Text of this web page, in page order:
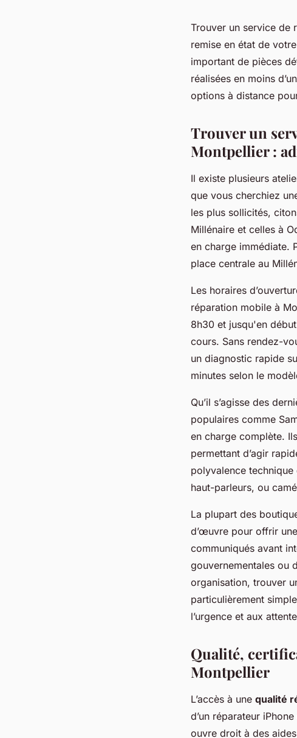
Trouver un service de
remise en état de
important de pièces
réalisées en moins
options à distance
Trouver un
Montpellier :
Il existe plusieurs
que vous cherchiez
les plus sollicités,
Millénaire et celles à
en charge immédiate.
place centrale au
Les horaires
réparation mobile à
8h30 et jusqu'en
cours. Sans rendez-
un diagnostic rapide
minutes selon le
Qu’il s’agisse des
populaires comme
en charge complète.
permettant d’agir
polyvalence
haut-parleurs, ou
La plupart des
d’œuvre pour offrir
communiqués avant
gouvernementales ou
organisation, trouver
particulièrement
l’urgence et aux
Qualité,
Montpellier
L’accès à une qualité
d’un réparateur
ouvre droit à des